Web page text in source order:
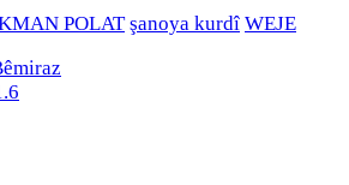
POLAT şanoya kurdî WEJE